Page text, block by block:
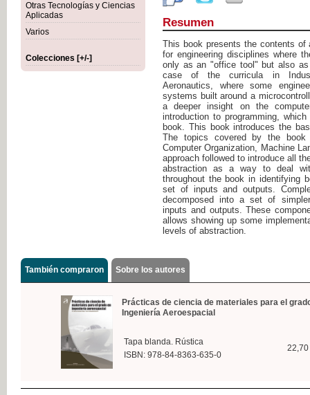
Otras Tecnologías y Ciencias
Aplicadas
Varios
Colecciones [+/-]
Resumen
This book presents the contents of
for engineering disciplines where
only as an "office tool" but also
case of the curricula in
Aeronautics, where some
systems built around a
a deeper insight on the
introduction to programming,
book. This book introduces the
The topics covered by the book
Computer Organization, Machine
approach followed to introduce all
abstraction as a way to deal
throughout the book in identifying
set of inputs and outputs.
decomposed into a set of
inputs and outputs. These
allows showing up some
levels of abstraction.
También compraron Sobre los autores
Prácticas de ciencia de materiales para el
Ingeniería Aeroespacial
Tapa blanda. Rústica
ISBN: 978-84-8363-635-0
22,70